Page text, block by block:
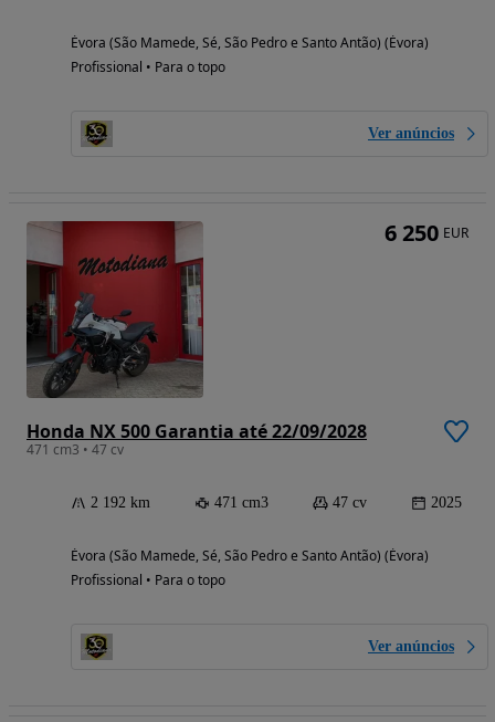
Évora (São Mamede, Sé, São Pedro e Santo Antão) (Évora)
Profissional • Para o topo
Ver anúncios
Honda NX 500 Garantia até 22/09/2028
471 cm3 • 47 cv
2 192 km 471 cm3 47 cv 2025
Évora (São Mamede, Sé, São Pedro e Santo Antão) (Évora)
Profissional • Para o topo
Ver anúncios
6 250 EUR